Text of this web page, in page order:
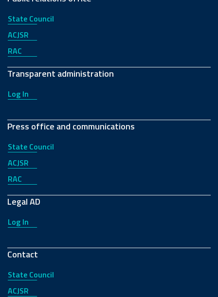
State Council
ACJSR
RAC
Transparent administration
Log In
Press office and communications
State Council
ACJSR
RAC
Legal AD
Log In
Contact
State Council
ACJSR